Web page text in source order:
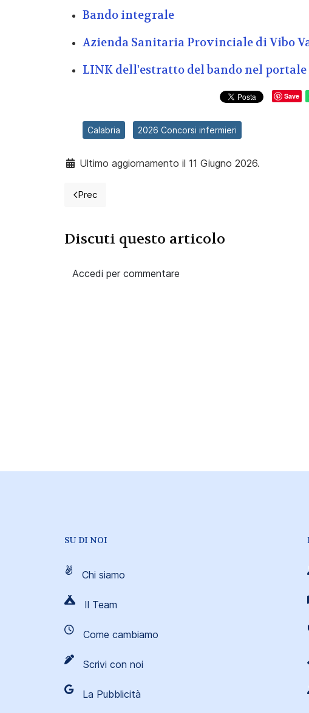
Bando integrale
Azienda Sanitaria Provinciale di Vibo
LINK dell'estratto del bando nel
Save
Calabria 2026 Concorsi infermieri
Ultimo aggiornamento il 11 Giugno 2026.
Articolo precedente: 2026 Concorso per 3 infermieri,
Prec
Discuti questo articolo
Accedi per commentare
SU DI NOI
Chi siamo
Il Team
Come cambiamo
Scrivi con noi
La Pubblicità